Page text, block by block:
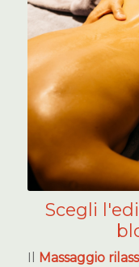
Scegli
Il Massaggio